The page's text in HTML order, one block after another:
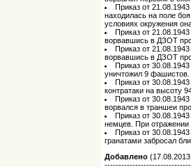
Приказ от
находилась на поле
условиях окружения
Приказ от
ворвавшись в ДЗОТ
Приказ от
ворвавшись в ДЗОТ
Приказ от
уничтожил 9 фашистов.
Приказ от
контратаки на высоту
Приказ от
ворвался в траншеи
Приказ от
немцев. При отражении
Приказ от
гранатами забросал
Добавлено